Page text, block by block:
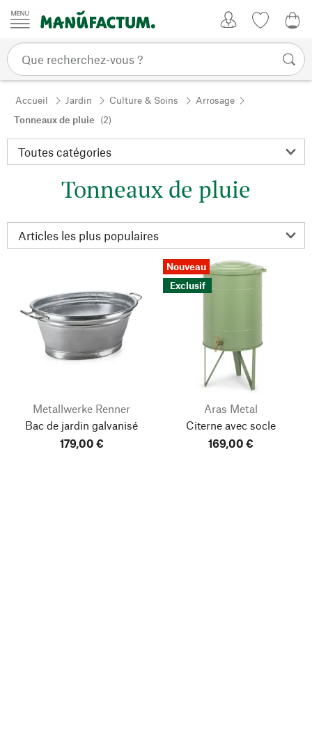
Passer au contenu
Accueil Jardin Culture & Soins
Arrosage
Tonneaux de pluie (2)
Tonneaux de pluie
Metallwerke Renner
Bac de jardin galvanisé
179,00 €
Nouveau
Exclusif
Aras Metal
Citerne avec socle
169,00 €